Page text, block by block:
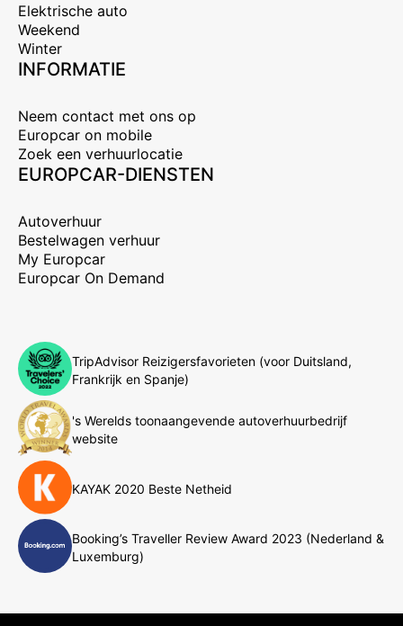
Elektrische auto
Weekend
Winter
INFORMATIE
Neem contact met ons op
Europcar on mobile
Zoek een verhuurlocatie
EUROPCAR-DIENSTEN
Autoverhuur
Bestelwagen verhuur
My Europcar
Europcar On Demand
TripAdvisor Reizigersfavorieten (voor Duitsland,
Frankrijk en Spanje)
's Werelds toonaangevende autoverhuurbedrijf
website
KAYAK 2020 Beste Netheid
Booking’s Traveller Review Award 2023 (Nederland &
Luxemburg)